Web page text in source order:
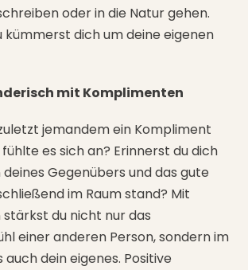
oder in die Natur gehen.
kümmerst dich um deine eigenen
mit Komplimenten
jemandem ein Kompliment
es sich an? Erinnerst du dich
Gegenübers und das gute
im Raum stand? Mit
du nicht nur das
einer anderen Person, sondern im
auch dein eigenes. Positive